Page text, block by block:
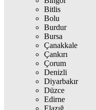
Bitlis
Bolu
Burdur
Bursa
Çanakkale
Çankırı
Çorum
Denizli
Diyarbakır
Düzce
Edirne
Elazığ